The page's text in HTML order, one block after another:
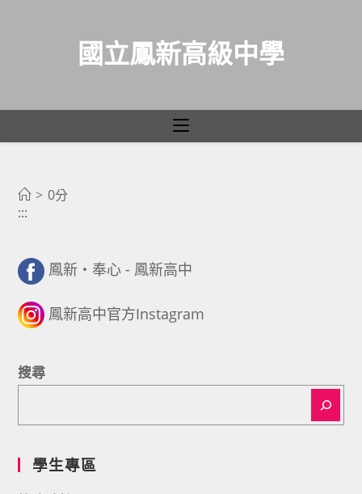
國立鳳新高級中學
> 0分
:::
鳳新・奉心 - 鳳新高中
鳳新高中官方Instagram
搜尋
學生專區